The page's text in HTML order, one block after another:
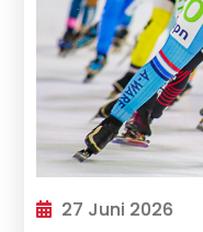
27 Juni 2026